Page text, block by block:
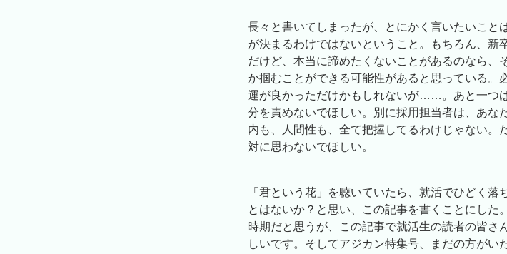
長々と書いてしまったが、とにかく言いたいこと
が決まるわけではないということ。もちろん、新
だけど、本当に諦めたくないことがあるのなら、
か掴むことができる可能性があると思っている。
運が良かっただけかもしれないが……。あと一つ
分を責めないでほしい。別に採用担当者は、あな
内も、人間性も、全て把握してるわけじゃない。
対に思わないでほしい。
「君という花」を聴いていたら、就活でひどく
とはないか？と思い、この記事を書くことにした
時期だと思うが、この記事で就活生の読者の皆さ
しいです。そしてアジカン特集号、まだの方がい